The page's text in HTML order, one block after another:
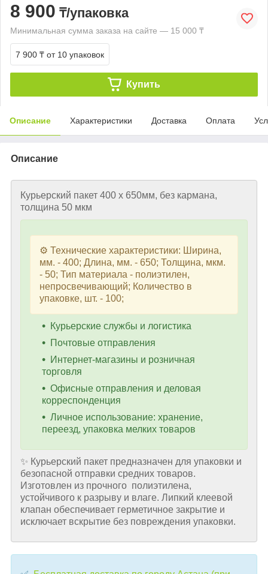
8 900 ₸/упаковка
Минимальная сумма заказа на сайте — 15 000 ₸
7 900 ₸ от 10 упаковок
Купить
Описание Характеристики Доставка Оплата
Описание
Курьерский пакет 400 х 650мм, без кармана,
толщина 50 мкм
⚙️ Технические характеристики: Ширина,
мм. - 400; Длина, мм. - 650; Толщина, мкм.
- 50; Тип материала - полиэтилен,
непросвечивающий; Количество в
упаковке, шт. - 100;
Курьерские службы и логистика
Почтовые отправления
Интернет-магазины и розничная
торговля
Офисные отправления и деловая
корреспонденция
Личное использование: хранение,
переезд, упаковка мелких товаров
✨ Курьерский пакет предназначен для упаковки и
безопасной отправки средних товаров.
Изготовлен из прочного полиэтилена,
устойчивого к разрыву и влаге. Липкий клеевой
клапан обеспечивает герметичное закрытие и
исключает вскрытие без повреждения упаковки.